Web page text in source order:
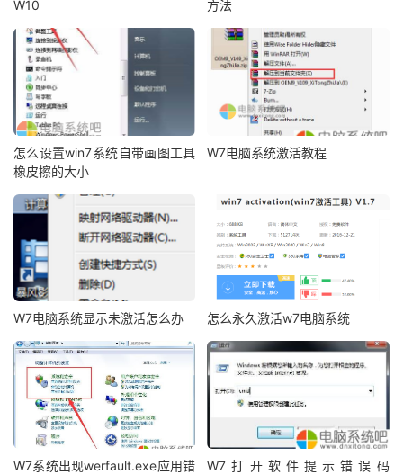
W10
方法
怎么设置win7系统自带画图工具
橡皮擦的大小
W7电脑系统激活教程
W7电脑系统显示未激活怎么办 怎么永久激活w7电脑系统
W7系统出现werfault.exe应用错
W7打开软件提示错误码